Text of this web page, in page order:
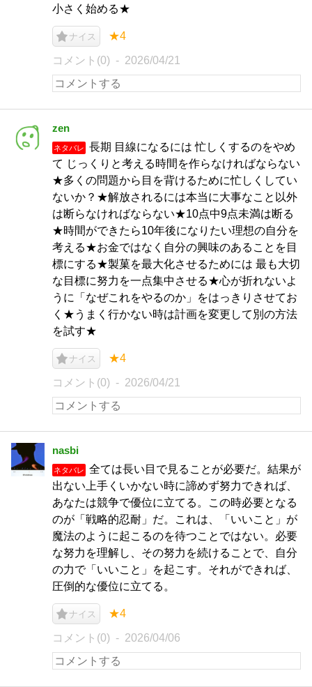
小さく始める★
ナイス ★4
コメント(0) 2026/04/21
zen
ネタバレ
長期 目線になるには 忙しくするのをやめ
て じっくりと考える時間を作らなければならない
★多くの問題から目を背けるために忙しくしてい
ないか？★解放されるには本当に大事なこと以外
は断らなければならない★10点中9点未満は断る
★時間ができたら10年後になりたい理想の自分を
考える★お金ではなく自分の興味のあることを目
標にする★製菓を最大化させるためには 最も大切
な目標に努力を一点集中させる★心が折れないよ
うに「なぜこれをやるのか」をはっきりさせてお
く★うまく行かない時は計画を変更して別の方法
を試す★
ナイス ★4
コメント(0) 2026/04/21
nasbi
ネタバレ
全ては長い目で見ることが必要だ。結果が
出ない上手くいかない時に諦めず努力できれば、
あなたは競争で優位に立てる。この時必要となる
のが「戦略的忍耐」だ。これは、「いいこと」が
魔法のように起こるのを待つことではない。必要
な努力を理解し、その努力を続けることで、自分
の力で「いいこと」を起こす。それができれば、
圧倒的な優位に立てる。
ナイス ★4
コメント(0) 2026/04/06